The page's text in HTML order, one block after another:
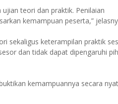
teori dan praktik. Penilaian
kemampuan peserta,”
sekaligus keterampilan praktik
dan tidak dapat dipengaruhi
kemampuannya secara